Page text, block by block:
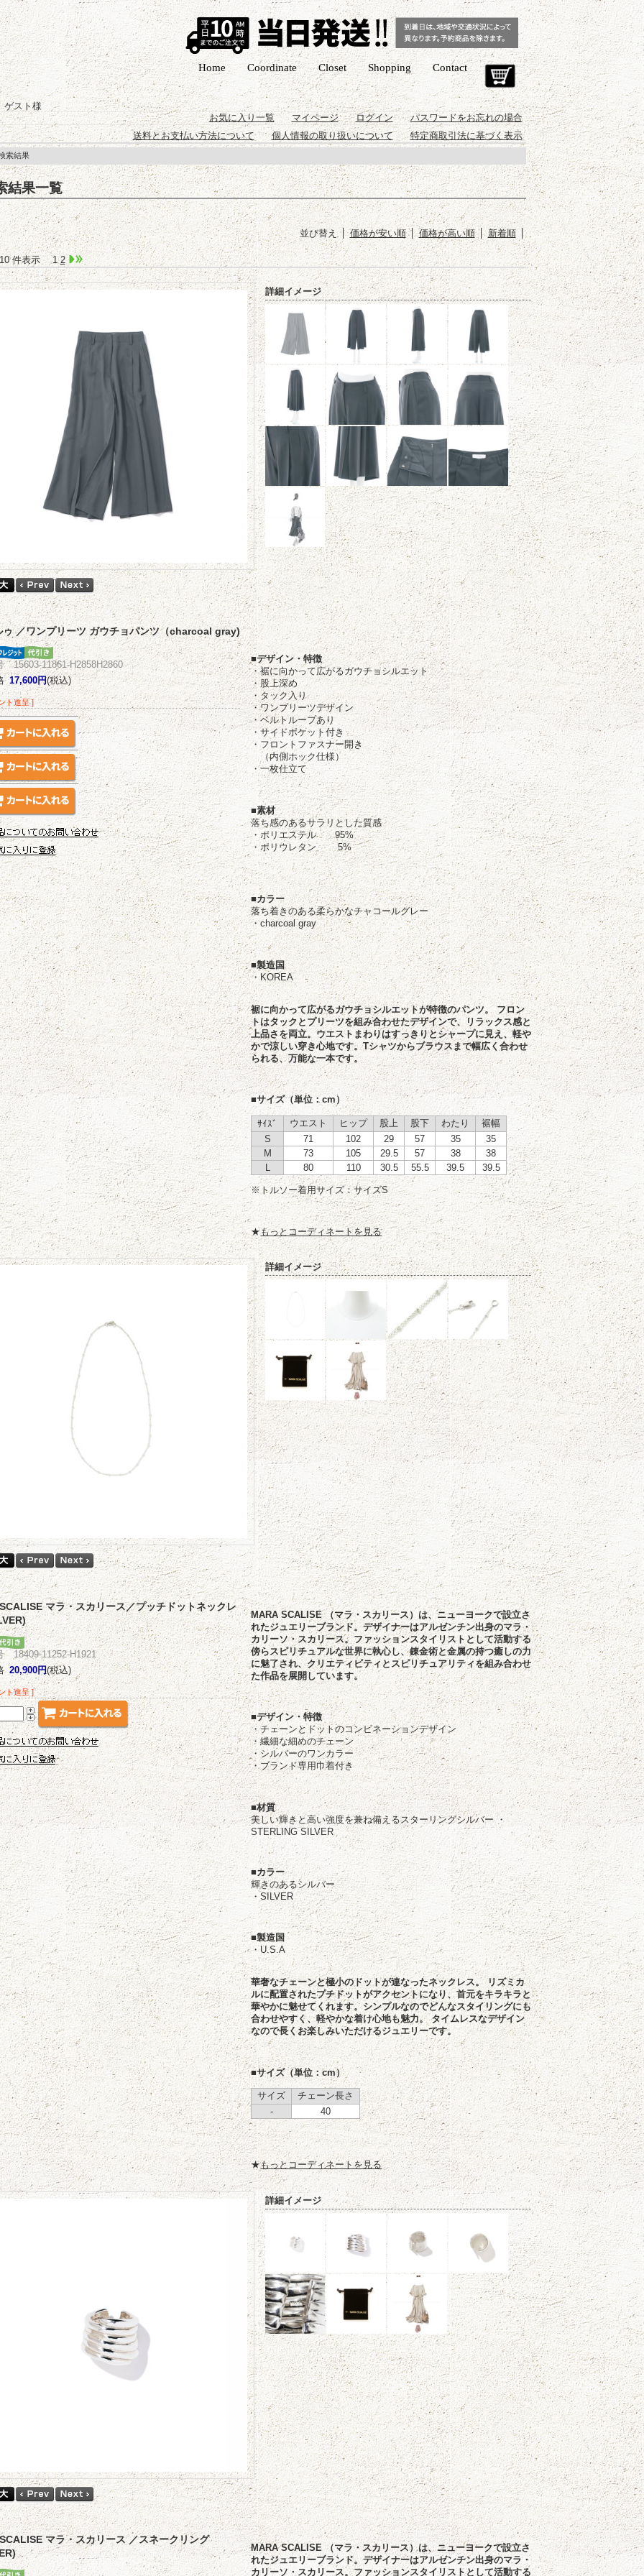
Cart
Contact
Shopping
Closet
Coordinate
Home
スト様
お気に入り一覧
マイページ ログイン
パスワードをお忘れの場合
送料とお支払い方法について
個人情報の取り扱いについて 特定商取引法に基づく表示
索結果
結果一覧
並び替え 価格が安い順 価格が高い順 新着順
10 件表示 1 2
詳細イメージ
■デザイン・特徴
・裾に向かって広がるガウチョシルエット
・股上深め
・タック入り
・ワンプリーツデザイン
・ベルトループあり
・サイドポケット付き
・フロントファスナー開き
（内側ホック仕様）
・一枚仕立て
■素材
落ち感のあるサラリとした質感
・ポリエステル 95%
・ポリウレタン 5%
■カラー
落ち着きのある柔らかなチャコールグレー
・charcoal gray
■製造国
・KOREA
裾に向かって広がるガウチョシルエットが特徴のパンツ。 フロン
トはタックとプリーツを組み合わせたデザインで、リラックス感と
上品さを両立。ウエストまわりはすっきりとシャープに見え、軽や
かで涼しい穿き心地です。Tシャツからブラウスまで幅広く合わせ
られる、万能な一本です。
■サイズ（単位：cm）
ｻｲｽﾞ ウエスト ヒップ 股上 股下 わたり
裾幅
S
71 102 29 57 35
35
M
73 105 29.5 57 38
38
L
80 110 30.5 55.5 39.5 39.5
※トルソー着用サイズ：サイズS
★もっとコーディネートを見る
ゥ ／ワンプリーツ ガウチョパンツ（charcoal gray)
15603-11861-H2858H2860
17,600円(税込)
ト進呈 ]
詳細イメージ
MARA SCALISE （マラ・スカリース）は、ニューヨークで設立さ
れたジュエリーブランド。デザイナーはアルゼンチン出身のマラ・
カリーソ・スカリース。ファッションスタイリストとして活動する
傍らスピリチュアルな世界に執心し、錬金術と金属の持つ癒しの力
に魅了され、クリエティビティとスピリチュアリティを組み合わせ
た作品を展開しています。
■デザイン・特徴
・チェーンとドットのコンビネーションデザイン
・繊細な細めのチェーン
・シルバーのワンカラー
・ブランド専用巾着付き
■材質
美しい輝きと高い強度を兼ね備えるスターリングシルバー ・
STERLING SILVER
■カラー
輝きのあるシルバー
・SILVER
■製造国
・U.S.A
華奢なチェーンと極小のドットが連なったネックレス。 リズミカ
ルに配置されたプチドットがアクセントになり、首元をキラキラと
華やかに魅せてくれます。シンプルなのでどんなスタイリングにも
合わせやすく、軽やかな着け心地も魅力。 タイムレスなデザイン
なので長くお楽しみいただけるジュエリーです。
■サイズ（単位：cm）
サイズ
チェーン長さ
-
40
★もっとコーディネートを見る
マラ・スカリース／プッチドットネックレ
18409-11252-H1921
20,900円(税込)
ト進呈 ]
詳細イメージ
MARA SCALISE （マラ・スカリース）は、ニューヨークで設立さ
れたジュエリーブランド。デザイナーはアルゼンチン出身のマラ・
カリーソ・スカリース。ファッションスタイリストとして活動する
マラ・スカリース ／スネークリング